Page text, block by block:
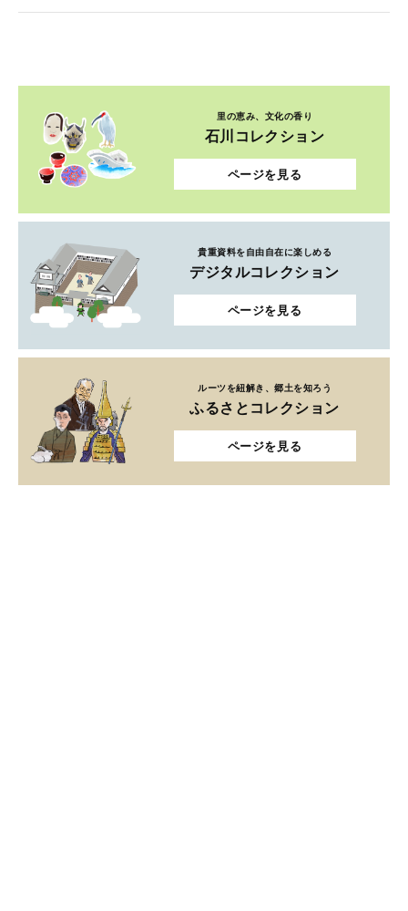
里の恵み、文化の香り
石川コレクション
ページを見る
貴重資料を自由自在に楽しめる
デジタルコレクション
ページを見る
ルーツを紐解き、郷土を知ろう
ふるさとコレクション
ページを見る